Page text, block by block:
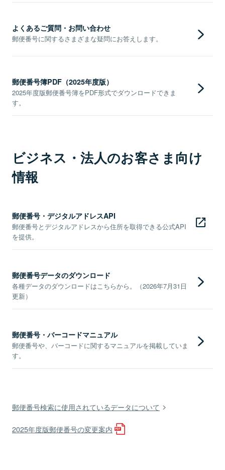
よくあるご質問・お問い合わせ
郵便番号に関するさまざまな疑問にお答えします。
郵便番号簿PDF（2025年度版）
2025年度版郵便番号簿をPDF形式でダウンロードできま
す。
ビジネス・法人のお客さま向け
情報
郵便番号・デジタルアドレスAPI
郵便番号とデジタルアドレスから住所を取得できる公式API
を提供。
郵便番号データのダウンロード
各種データのダウンロードはこちらから。（2026年7月31日
更新）
郵便番号・バーコードマニュアル
郵便番号や、バーコードに関するマニュアルを掲載していま
す。
郵便番号検索に使用されているデータについて
2025年度版郵便番号の変更案内